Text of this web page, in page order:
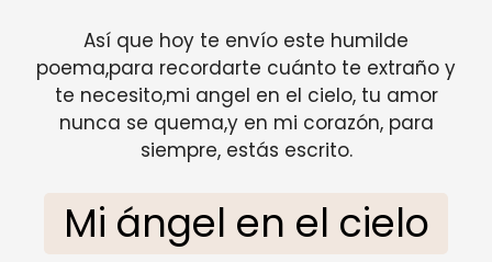
Así que hoy te envío este humilde
poema,para recordarte cuánto te extraño y
te necesito,mi angel en el cielo, tu amor
nunca se quema,y en mi corazón, para
siempre, estás escrito.
Mi ángel en el cielo